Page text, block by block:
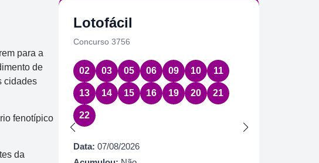
para a
de
cidades
fenotípico
da
Lotofácil
Concurso 3756
02 03 05 06 09 10 11
13 14 15 16 19 20 21
22
Data: 07/08/2026